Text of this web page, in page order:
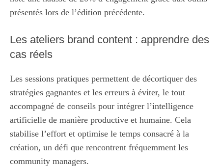
présentés lors de l’édition précédente.
Les ateliers brand content : apprendre des
cas réels
Les sessions pratiques permettent de décortiquer des
stratégies gagnantes et les erreurs à éviter, le tout
accompagné de conseils pour intégrer l’intelligence
artificielle de manière productive et humaine. Cela
stabilise l’effort et optimise le temps consacré à la
création, un défi que rencontrent fréquemment les
community managers.